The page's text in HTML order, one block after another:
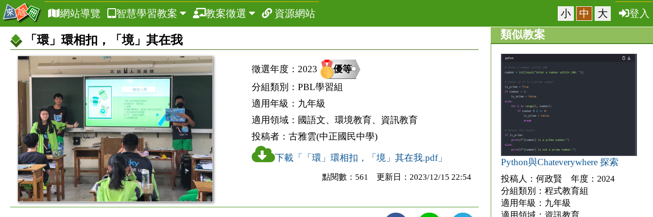
網站導覽 智慧學習教案 教案徵選 資源網站 小 中 大 登入
「環」環相扣，「境」其在我
教
案
基
本
資
訊
徵選年度： 2023
優等
分組類別： PBL學習組
適用年級： 九年級
適用領域： 國語文、環境教育、資訊教育
投稿者： 古雅雲(中正國民中學)
下載「「環」環相扣，「境」其在我.pdf」
點閱數：561 更新日：2023/12/15 22:54
類似教案
Python與Chateverywhere 探索
投稿人：何政賢 年度：2024
分組類別：程式教育組
適用年級：九年級
適用領域：資訊教育